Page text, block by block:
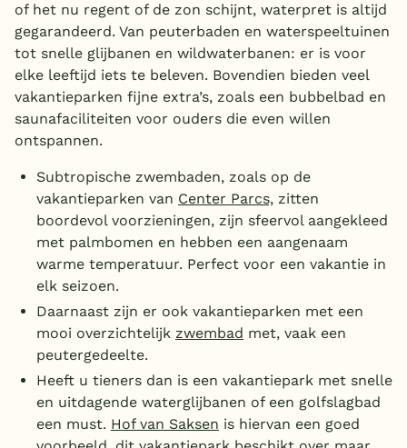
of het nu regent of de zon schijnt, waterpret is altijd
gegarandeerd. Van peuterbaden en waterspeeltuinen
tot snelle glijbanen en wildwaterbanen: er is voor
elke leeftijd iets te beleven. Bovendien bieden veel
vakantieparken fijne extra’s, zoals een bubbelbad en
saunafaciliteiten voor ouders die even willen
ontspannen.
Subtropische zwembaden, zoals op de
vakantieparken van Center Parcs, zitten
boordevol voorzieningen, zijn sfeervol aangekleed
met palmbomen en hebben een aangenaam
warme temperatuur. Perfect voor een vakantie in
elk seizoen.
Daarnaast zijn er ook vakantieparken met een
mooi overzichtelijk zwembad met, vaak een
peutergedeelte.
Heeft u tieners dan is een vakantiepark met snelle
en uitdagende waterglijbanen of een golfslagbad
een must. Hof van Saksen is hiervan een goed